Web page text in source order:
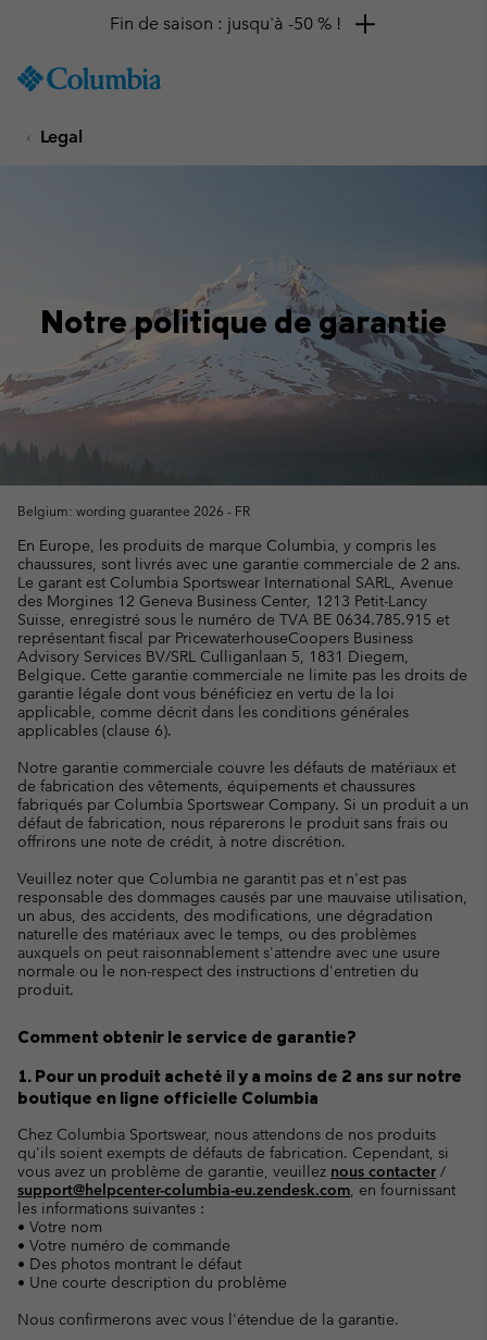
TO
SKIP
Fin de saison : jusqu'à -50 % !
Legal
Notre politique de garantie
Belgium: wording guarantee 2026 - FR
En Europe, les produits de marque Columbia, y compris les
chaussures, sont livrés avec une garantie commerciale de 2 ans.
Le garant est Columbia Sportswear International SARL, Avenue
des Morgines 12 Geneva Business Center, 1213 Petit-Lancy
Suisse, enregistré sous le numéro de TVA BE 0634.785.915 et
représentant fiscal par PricewaterhouseCoopers Business
Advisory Services BV/SRL Culliganlaan 5, 1831 Diegem,
Belgique. Cette garantie commerciale ne limite pas les droits de
garantie légale dont vous bénéficiez en vertu de la loi
applicable, comme décrit dans les conditions générales
applicables (clause 6).
Notre garantie commerciale couvre les défauts de matériaux et
de fabrication des vêtements, équipements et chaussures
fabriqués par Columbia Sportswear Company. Si un produit a un
défaut de fabrication, nous réparerons le produit sans frais ou
offrirons une note de crédit, à notre discrétion.
Veuillez noter que Columbia ne garantit pas et n'est pas
responsable des dommages causés par une mauvaise utilisation,
un abus, des accidents, des modifications, une dégradation
naturelle des matériaux avec le temps, ou des problèmes
auxquels on peut raisonnablement s'attendre avec une usure
normale ou le non-respect des instructions d'entretien du
produit.
Comment obtenir le service de garantie?
1. Pour un produit acheté il y a moins de 2 ans sur notre
boutique en ligne officielle Columbia
Chez Columbia Sportswear, nous attendons de nos produits
qu'ils soient exempts de défauts de fabrication. Cependant, si
vous avez un problème de garantie, veuillez nous contacter /
support@helpcenter-columbia-eu.zendesk.com, en fournissant
les informations suivantes :
• Votre nom
• Votre numéro de commande
• Des photos montrant le défaut
• Une courte description du problème
Nous confirmerons avec vous l'étendue de la garantie.